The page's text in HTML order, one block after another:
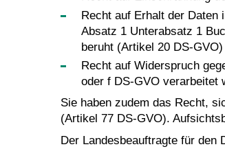
Recht auf Erhalt der Daten
Absatz 1 Unterabsatz 1
beruht (Artikel 20 DS-GVO)
Recht auf Widerspruch
oder f DS-GVO verarbeitet
Sie haben zudem das Recht,
(Artikel 77 DS-GVO).
Der Landesbeauftragte für den